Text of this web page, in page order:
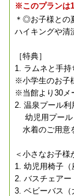
※このプランは
＊◎お子様との
ハイキングや清
［特典］
1. ラムネと手
※小学生のお子
※当館より30メ
2. 温泉プール利
幼児用プール
水着のご用意
＜小さなお子
1. 幼児用椅子（
2. バスチェアー
3. ベビーバス（